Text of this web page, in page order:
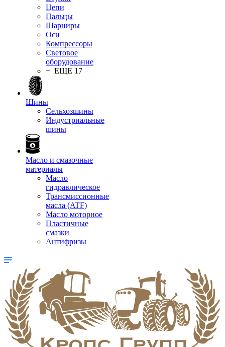
Цепи
Пальцы
Шарниры
Оси
Компрессоры
Световое
оборудование
+ ЕЩЕ 17
Шины
Сельхозшины
Индустриальные
шины
Масло и смазочные
материалы
Масло
гидравлическое
Трансмиссионные
масла (ATF)
Масло моторное
Пластичные
смазки
Антифризы